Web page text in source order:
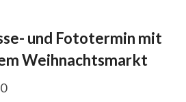
und Fototermin mit
Weihnachtsmarkt